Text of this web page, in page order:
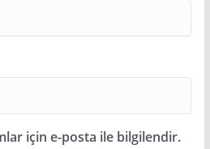
için e-posta ile bilgilendir.